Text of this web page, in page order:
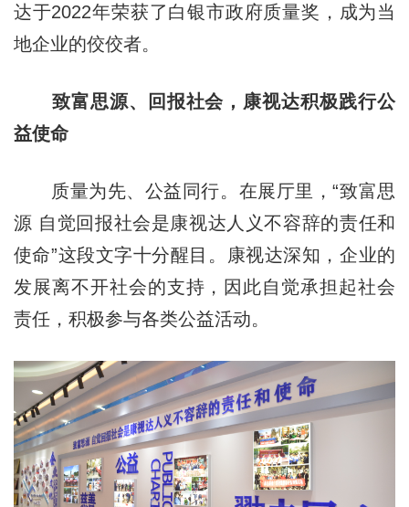
达于2022年荣获了白银市政府质量奖，成为当
地企业的佼佼者。
致富思源、回报社会，康视达积极践行公
益使命
质量为先、公益同行。在展厅里，“致富思
源 自觉回报社会是康视达人义不容辞的责任和
使命”这段文字十分醒目。康视达深知，企业的
发展离不开社会的支持，因此自觉承担起社会
责任，积极参与各类公益活动。